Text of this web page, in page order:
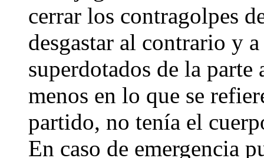
cerrar los contragolpes
desgastar al contrario y
superdotados de la
menos en lo que se
partido, no tenía el
En caso de emergencia